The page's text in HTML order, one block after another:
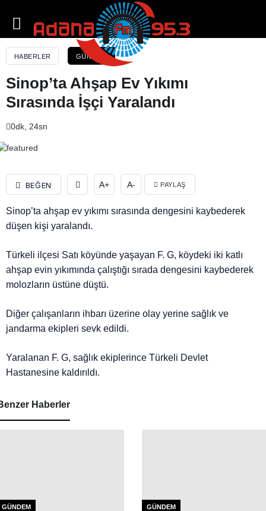
HABERLER GÜNDEM
Sinop’ta Ahşap Ev Yıkımı
Sırasında İşçi Yaralandı
0dk, 24sn
BEĞEN A+ A- PAYLAŞ
Sinop’ta ahşap ev yıkımı sırasında dengesini kaybederek
düşen kişi yaralandı.
Türkeli ilçesi Satı köyünde yaşayan F. G, köydeki iki katlı
ahşap evin yıkımında çalıştığı sırada dengesini kaybederek
molozların üstüne düştü.
Diğer çalışanların ihbarı üzerine olay yerine sağlık ve
jandarma ekipleri sevk edildi.
Yaralanan F. G, sağlık ekiplerince Türkeli Devlet
Hastanesine kaldırıldı.
Sinop’ta Ahşap Ev Yıkımı Sırasında İşçi Yaralandı
Haberler
GÜNDEM GÜNDEM